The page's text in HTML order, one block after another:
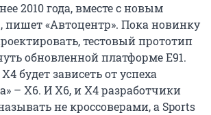
2010 года, вместе с новым
пишет «Автоцентр». Пока новинку
тестовый прототип
обновленной платформе E91.
будет зависеть от успеха
– X6. И X6, и X4 разработчики
не кроссоверами, а Sports